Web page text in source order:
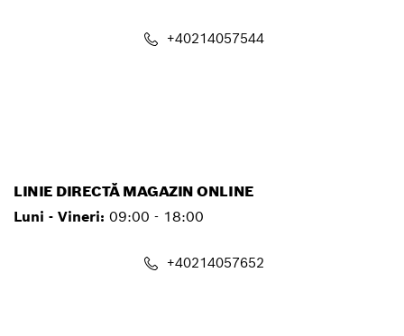
+40214057544
LINIE DIRECTĂ MAGAZIN ONLINE
Luni - Vineri: 09:00 - 18:00
+40214057652